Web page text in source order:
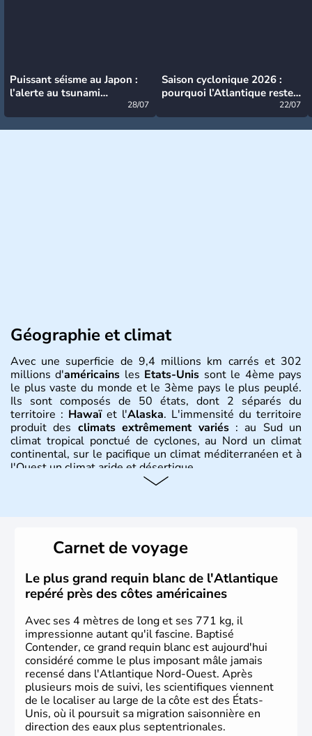
Puissant séisme au Japon :
l’alerte au tsunami
28/07
Saison cyclonique 2026 :
pourquoi l’Atlantique reste
22/07
Géographie et climat
Avec une superficie de 9,4 millions km carrés et 302
millions d'américains les Etats-Unis sont le 4ème pays
le plus vaste du monde et le 3ème pays le plus peuplé.
Ils sont composés de 50 états, dont 2 séparés du
territoire : Hawaïet l'Alaska. L'immensité du territoire
produit des climats extrêmement variés: au Sud un
climat tropical ponctué de cyclones, au Nord un climat
continental, sur le pacifique un climat méditerranéen et à
l'Ouest un climat aride et désertique.
Plusieurs populations se sont succédées avant l'arrivée
des européens, suite à la découverte du continent par
Christophe Colomb en 1492. Les 13 colonies
britanniques proclament la Déclaration d'indépendance
en 1776 et adoptent leur première constitution en 1787.
La conquête de l'Ouest marque ensuite l'entrée dans une
phase de développement intense.
Carnet de voyage
Le plus grand requin blanc de l'Atlantique
repéré près des côtes américaines
Avec ses 4 mètres de long et ses 771 kg, il
impressionne autant qu'il fascine. Baptisé
Contender, ce grand requin blanc est aujourd'hui
considéré comme le plus imposant mâle jamais
recensé dans l'Atlantique Nord-Ouest. Après
plusieurs mois de suivi, les scientifiques viennent
de le localiser au large de la côte est des États-
Unis, où il poursuit sa migration saisonnière en
direction des eaux plus septentrionales.